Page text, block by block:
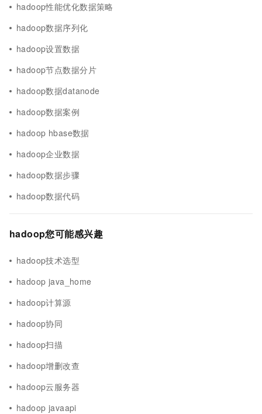
hadoop性能优化数据策略
hadoop数据序列化
hadoop设置数据
hadoop节点数据分片
hadoop数据datanode
hadoop数据案例
hadoop hbase数据
hadoop企业数据
hadoop数据步骤
hadoop数据代码
hadoop您可能感兴趣
hadoop技术选型
hadoop java_home
hadoop计算源
hadoop协同
hadoop扫描
hadoop增删改查
hadoop云服务器
hadoop javaapi